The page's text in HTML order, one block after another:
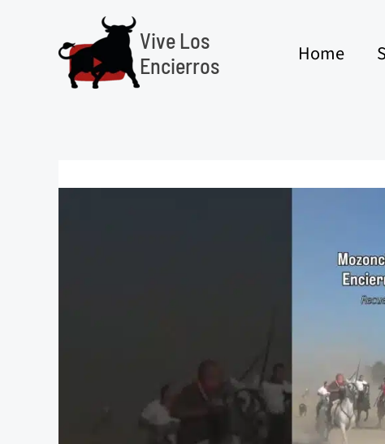
contenido
Vive Los
Encierros
Home